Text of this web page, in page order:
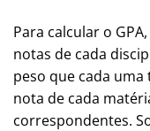
Para calcular o
notas de cada
peso que cada
nota de cada
correspondentes.